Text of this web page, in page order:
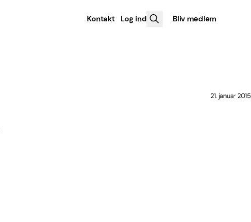
Kontakt Log ind Bliv medlem
21. januar 2015